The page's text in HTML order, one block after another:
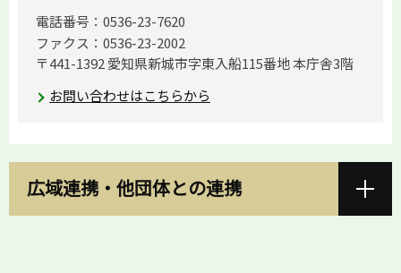
電話番号：0536-23-7620
ファクス：0536-23-2002
〒441-1392 愛知県新城市字東入船115番地 本庁舎3階
お問い合わせはこちらから
広域連携・他団体との連携